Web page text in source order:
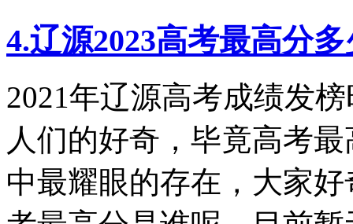
4.辽源2023高考最高分
2021年辽源高考成绩发
人们的好奇，毕竟高考
中最耀眼的存在，大家